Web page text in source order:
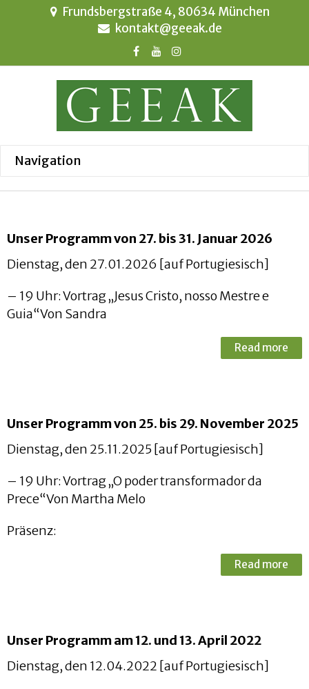
Frundsbergstraße 4, 80634 München
kontakt@geeak.de
Unser Programm von 27. bis 31. Januar 2026
Dienstag, den 27.01.2026 [auf Portugiesisch]
– 19 Uhr: Vortrag „Jesus Cristo, nosso Mestre e
Guia“Von Sandra
Read more
Unser Programm von 25. bis 29. November 2025
Dienstag, den 25.11.2025 [auf Portugiesisch]
– 19 Uhr: Vortrag „O poder transformador da
Prece“Von Martha Melo
Präsenz:
Read more
Unser Programm am 12. und 13. April 2022
Dienstag, den 12.04.2022 [auf Portugiesisch]